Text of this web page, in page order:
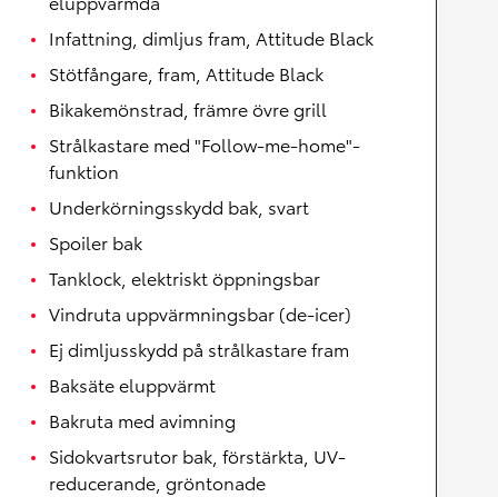
Infattning, dimljus fram, Attitude Black
Stötfångare, fram, Attitude Black
Bikakemönstrad, främre övre grill
Strålkastare med "Follow-me-home"-
funktion
Underkörningsskydd bak, svart
Spoiler bak
Tanklock, elektriskt öppningsbar
Vindruta uppvärmningsbar (de-icer)
Ej dimljusskydd på strålkastare fram
Baksäte eluppvärmt
Bakruta med avimning
Sidokvartsrutor bak, förstärkta, UV-
reducerande, gröntonade